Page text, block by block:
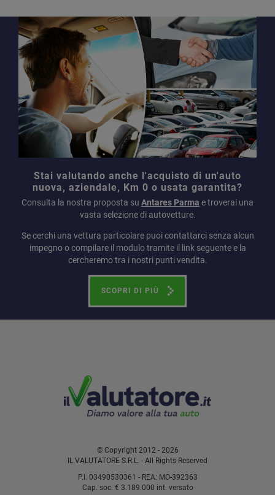
Stai valutando anche l'acquisto di un'auto
nuova, aziendale, Km 0 o usata garantita?
Consulta la nostra proposta su Antares Parma e troverai una
vasta selezione di autovetture.
Se cerchi una vettura particolare puoi contattarci senza alcun
impegno o compilare il modulo tramite il link seguente e la
cercheremo tra i nostri punti vendita.
SCOPRI DI PIÙ
© Copyright 2012 - 2026
IL VALUTATORE S.R.L. - All Rights Reserved
P.I. 03490530361 - REA: MO-392363
Cap. soc. € 3.189.000 int. versato